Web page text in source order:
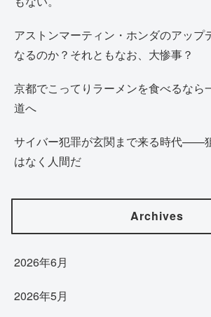
アストンマーティン・ホンダのアップ
なるのか？それともなお、大惨事？
京都でこってりラーメンを食べるなら
道へ
サイバー犯罪が玄関まで来る時代——
はなく人間だ
Archives
2026年6月
2026年5月